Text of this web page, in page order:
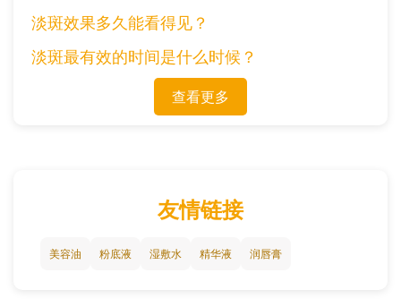
淡斑效果多久能看得见？
淡斑最有效的时间是什么时候？
查看更多
友情链接
美容油 粉底液 湿敷水 精华液 润唇膏